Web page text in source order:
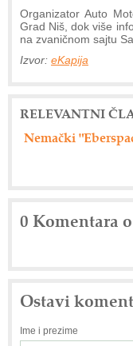
Organizator Auto
Grad Niš, dok više
na zvaničnom sajtu
Izvor: eKapija
RELEVANTNI
Nemački
0 Komentara
Ostavi
Ime i prezime